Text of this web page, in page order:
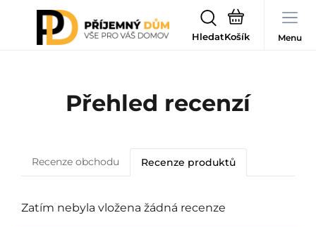
Hledat Menu
Přehled recenzí
Recenze obchodu Recenze produktů
Zatím nebyla vložena žádná recenze